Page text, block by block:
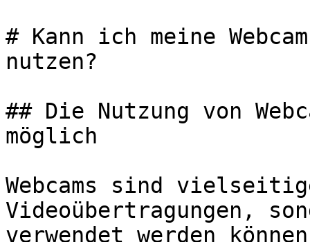
# Kann ich meine
nutzen?
## Die Nutzung von
möglich
Webcams sind
Videoübertragungen,
verwendet werden